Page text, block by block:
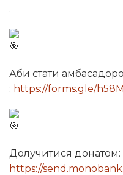
.
Аби стати
: https://forms.gle/
Долучитися донатом:
https://